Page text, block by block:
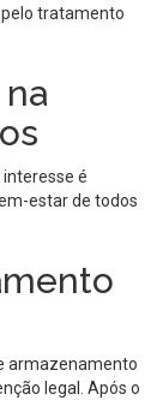
tratamento
interesse é
estar de todos
armazenamento
legal. Após o